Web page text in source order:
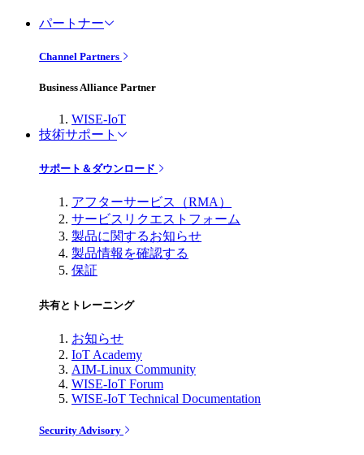
パートナー
Channel Partners
Business Alliance Partner
WISE-IoT
技術サポート
サポート＆ダウンロード
アフターサービス（RMA）
サービスリクエストフォーム
製品に関するお知らせ
製品情報を確認する
保証
共有とトレーニング
お知らせ
IoT Academy
AIM-Linux Community
WISE-IoT Forum
WISE-IoT Technical Documentation
Security Advisory